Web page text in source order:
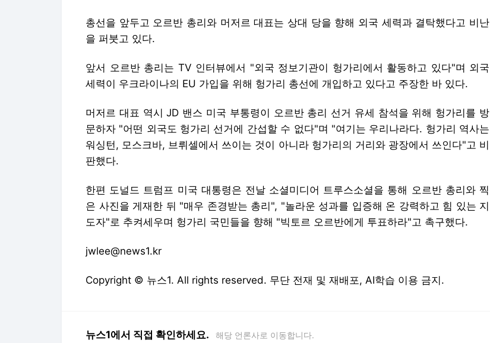
총선을 앞두고 오르반 총리와 머저르 대표는 상대 당을 향해 외국 세력과 결탁했다고 비난
을 퍼붓고 있다.
앞서 오르반 총리는 TV 인터뷰에서 "외국 정보기관이 헝가리에서 활동하고 있다"며 외국
세력이 우크라이나의 EU 가입을 위해 헝가리 총선에 개입하고 있다고 주장한 바 있다.
머저르 대표 역시 JD 밴스 미국 부통령이 오르반 총리 선거 유세 참석을 위해 헝가리를 방
문하자 "어떤 외국도 헝가리 선거에 간섭할 수 없다"며 "여기는 우리나라다. 헝가리 역사는
워싱턴, 모스크바, 브뤼셀에서 쓰이는 것이 아니라 헝가리의 거리와 광장에서 쓰인다"고 비
판했다.
한편 도널드 트럼프 미국 대통령은 전날 소셜미디어 트루스소셜을 통해 오르반 총리와 찍
은 사진을 게재한 뒤 "매우 존경받는 총리", "놀라운 성과를 입증해 온 강력하고 힘 있는 지
도자"로 추켜세우며 헝가리 국민들을 향해 "빅토르 오르반에게 투표하라"고 촉구했다.
jwlee@news1.kr
Copyright © 뉴스1. All rights reserved. 무단 전재 및 재배포, AI학습 이용 금지.
뉴스1에서 직접 확인하세요. 해당 언론사로 이동합니다.